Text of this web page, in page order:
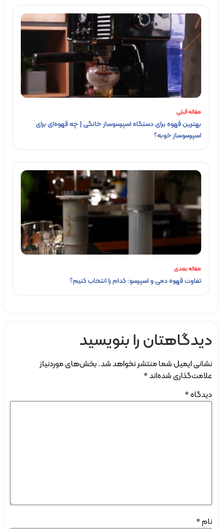
مقاله قبلی
بهترین قهوه برای دستگاه اسپرسوساز خانگی | چه قهوه‌ای برای
اسپرسوساز خوبه؟
مقاله بعدی
تفاوت قهوه دمی و اسپرسو: کدام را انتخاب کنیم؟
دیدگاهتان را بنویسید
نشانی ایمیل شما منتشر نخواهد شد.بخش‌های موردنیاز
علامت‌گذاری شده‌اند*
دیدگاه*
نام*